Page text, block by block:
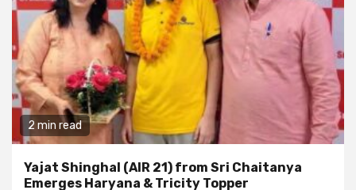
2 min read
Yajat Shinghal (AIR 21) from Sri Chaitanya
Emerges Haryana & Tricity Topper